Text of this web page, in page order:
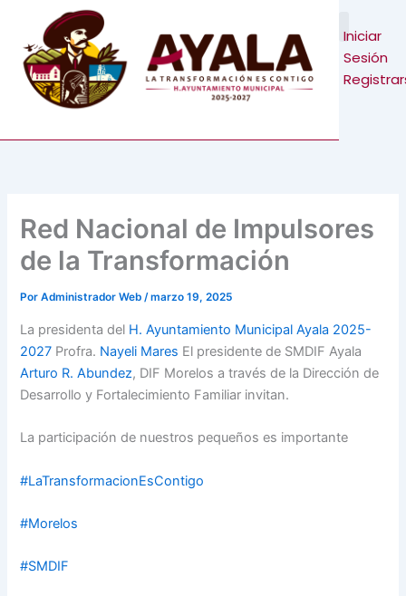
contenido
Iniciar
Sesión
Red Nacional de Impulsores
de la Transformación
PorAdministrador Web/marzo 19, 2025
La presidenta del H. Ayuntamiento Municipal Ayala 2025-
2027 Profra. Nayeli Mares El presidente de SMDIF Ayala
Arturo R. Abundez, DIF Morelos a través de la Dirección de
Desarrollo y Fortalecimiento Familiar invitan.
La participación de nuestros pequeños es importante
#LaTransformacionEsContigo
#Morelos
#SMDIF